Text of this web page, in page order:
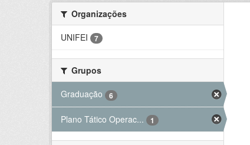
Organizações
UNIFEI
7
Grupos
Graduação
6
Plano Tático Operac... 1